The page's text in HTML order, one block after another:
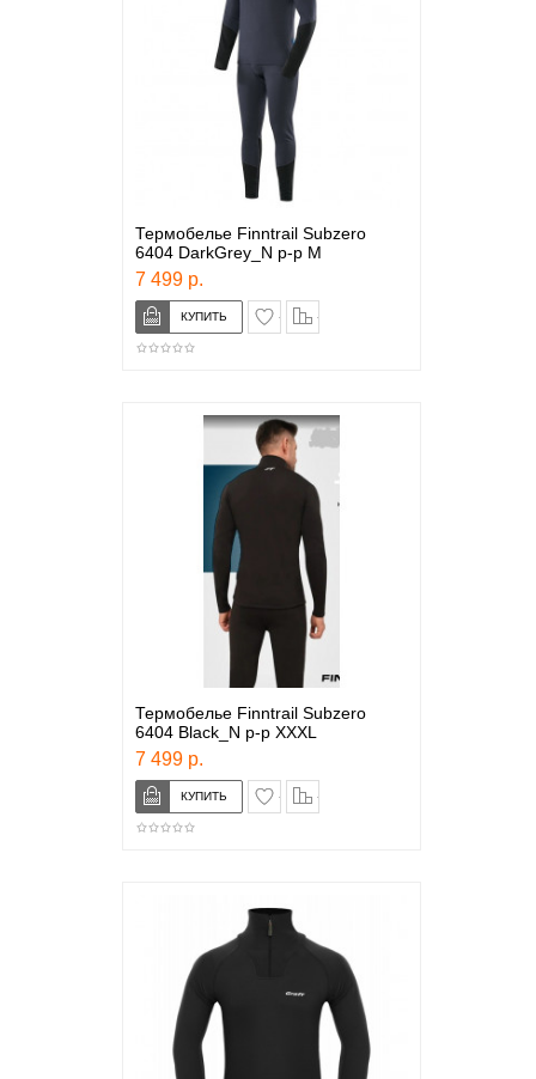
Термобелье Finntrail Subzero
6404 DarkGrey_N р-р M
7 499 р.
в закладки
Термобелье Finntrail Subzero
6404 Black_N р-р XXXL
7 499 р.
в закладки